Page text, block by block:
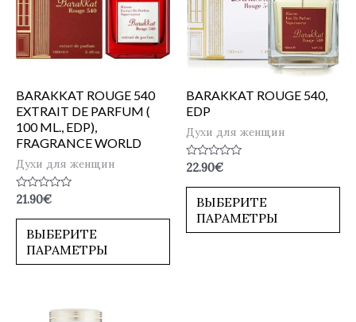
BARAKKAT ROUGE 540
EXTRAIT DE PARFUM (
100 ML., EDP),
FRAGRANCE WORLD
Духи для женщин
Оценка
из
21.90€
ВЫБЕРИТЕ
ПАРАМЕТРЫ
BARAKKAT ROUGE 540,
EDP
Духи для женщин
Оценка
из
22.90€
ВЫБЕРИТЕ
ПАРАМЕТРЫ